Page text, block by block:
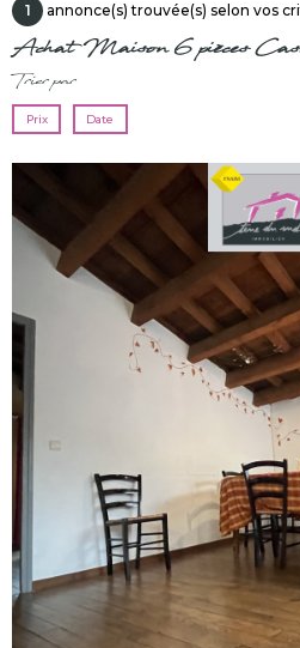
1 annonce(s) trouvée(s) selon vos
Achat Maison 6 pièces
Trier par
Prix Date
voir